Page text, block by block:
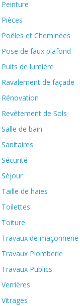
Peinture
Pièces
Poêles et Cheminées
Pose de faux plafond
Puits de lumière
Ravalement de façade
Rénovation
Revêtement de Sols
Salle de bain
Sanitaires
Sécurité
Séjour
Taille de haies
Toilettes
Toiture
Travaux de maçonnerie
Travaux Plomberie
Travaux Publics
Verrières
Vitrages